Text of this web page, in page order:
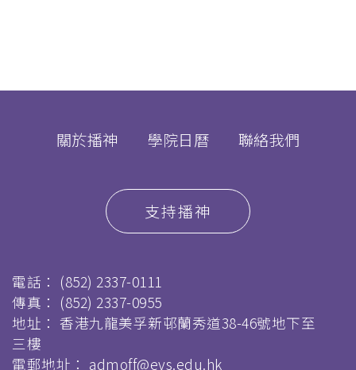
關於播神 學院日曆 聯絡我們
支持播神
電話： (852) 2337-0111
傳真： (852) 2337-0955
地址： 香港九龍美孚新邨蘭秀道38-46號地下至
三樓
電郵地址： admoff@evs.edu.hk